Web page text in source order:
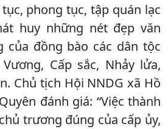
phong tục, tập quán lạc
huy những nét đẹp văn
của đồng bào các dân tộc
Cấp sắc, Nhảy lửa,
Chủ tịch Hội NNDG xã Hồ
đánh giá: “Việc thành
trương đúng của cấp ủy,